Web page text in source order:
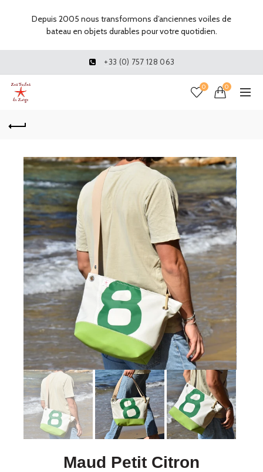
+33 (0) 757 128 063
0 0
Maud Petit Citron
Depuis 2005 nous transformons d’anciennes voiles de
bateau en objets durables pour votre quotidien.